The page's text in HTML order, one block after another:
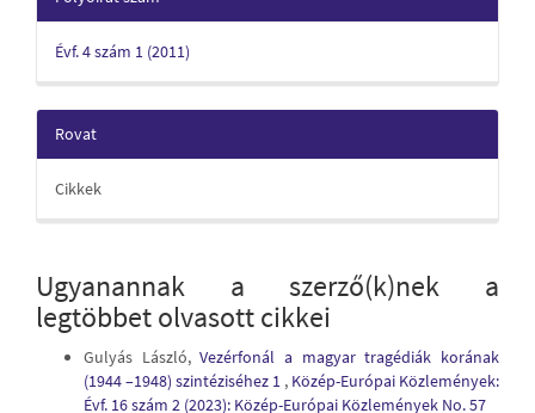
Évf. 4 szám 1 (2011)
Rovat
Cikkek
Ugyanannak a szerző(k)nek a
legtöbbet olvasott cikkei
Gulyás László,Vezérfonál a magyar tragédiák korának
(1944 –1948) szintéziséhez 1 , Közép-Európai Közlemények:
Évf. 16 szám 2 (2023): Közép-Európai Közlemények No. 57